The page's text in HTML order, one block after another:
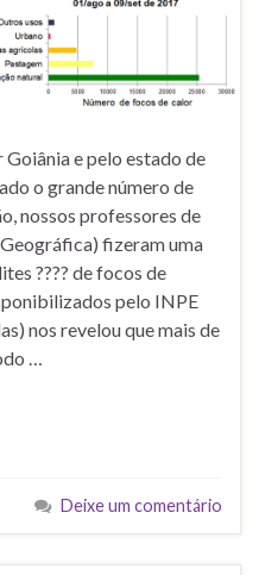
Goiânia e pelo estado de
o grande número de
nossos professores de
fizeram uma
???? de focos de
pelo INPE
nos revelou que mais de
…
Deixe um comentário